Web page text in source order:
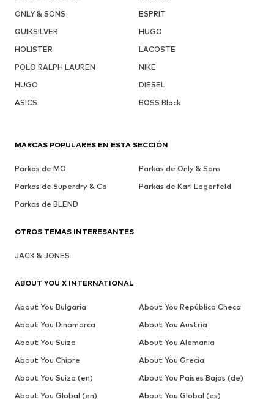
ONLY & SONS
ESPRIT
QUIKSILVER
HUGO
HOLISTER
LACOSTE
POLO RALPH LAUREN
NIKE
HUGO
DIESEL
ASICS
BOSS Black
MARCAS POPULARES EN ESTA SECCIÓN
Parkas de MO
Parkas de Only & Sons
Parkas de Superdry & Co
Parkas de Karl Lagerfeld
Parkas de BLEND
OTROS TEMAS INTERESANTES
JACK & JONES
ABOUT YOU X INTERNATIONAL
About You Bulgaria
About You República Checa
About You Dinamarca
About You Austria
About You Suiza
About You Alemania
About You Chipre
About You Grecia
About You Suiza (en)
About You Países Bajos (de)
About You Global (en)
About You Global (es)